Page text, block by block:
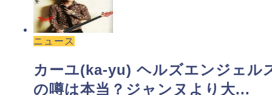
ニュース
カーユ(ka-yu) ヘルズエンジェル
の噂は本当？ジャンヌより大...